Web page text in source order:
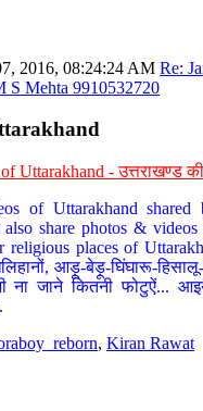
2016, 08:24:24 AM Re:
S Mehta 9910532720
Uttarakhand - उत्तराखण्ड की
of Uttarakhand shared
also share photos &
religious places of
आड़ू-बेड़ू-घिंघारू-
ना जाने कितनी फोटुऐं...
, Kiran Rawat